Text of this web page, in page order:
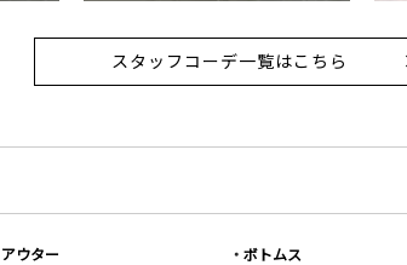
スタッフコーデ一覧はこちら
アウター
ボトムス